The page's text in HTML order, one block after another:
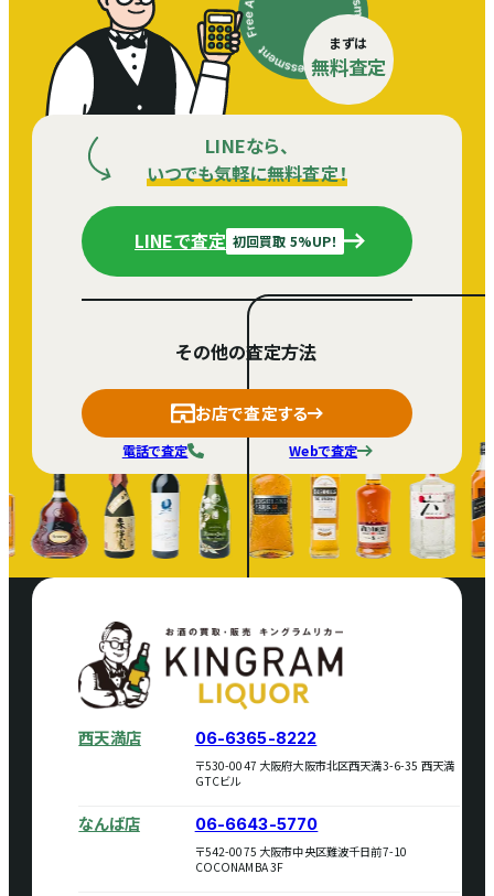
まずは
無料査定
LINEなら、
いつでも気軽に無料査定！
LINEで査定 初回買取 5%UP！
その他の査定方法
お店で査定する
Webで査定
電話で査定
西天満店 06-6365-8222
〒530-0047 大阪府大阪市北区西天満3-6-35 西天満
GTCビル
なんば店 06-6643-5770
〒542-0075 大阪市中央区難波千日前7-10
COCONAMBA 3F